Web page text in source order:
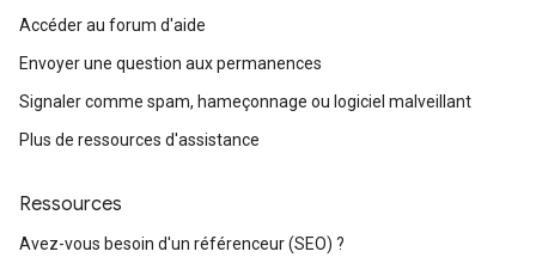
Accéder au forum d'aide
Envoyer une question aux permanences
Signaler comme spam, hameçonnage ou logiciel malveillant
Plus de ressources d'assistance
Ressources
Avez-vous besoin d'un référenceur (SEO) ?